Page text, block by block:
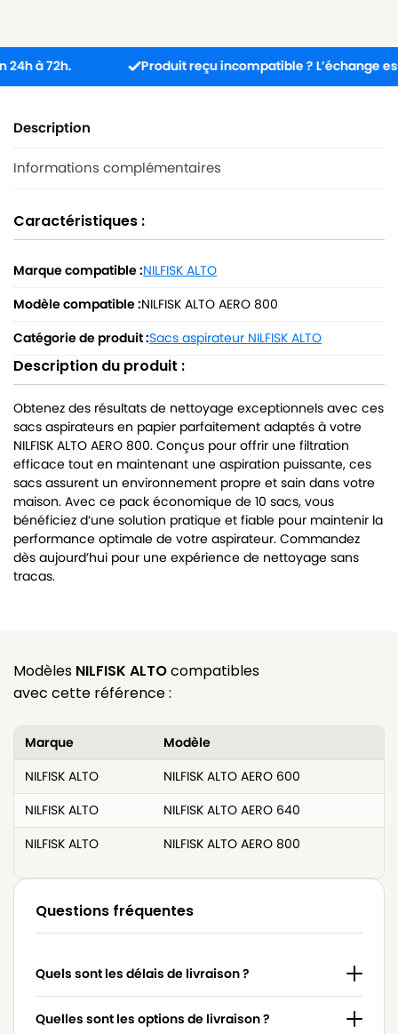
72h. Produit reçu incompatible ? L’échange est
Description
Informations complémentaires
Caractéristiques :
Marque compatible :NILFISK ALTO
Modèle compatible :NILFISK ALTO AERO 800
Catégorie de produit :Sacs aspirateur NILFISK ALTO
Description du produit :
Obtenez des résultats de nettoyage exceptionnels avec ces
sacs aspirateurs en papier parfaitement adaptés à votre
NILFISK ALTO AERO 800. Conçus pour offrir une filtration
efficace tout en maintenant une aspiration puissante, ces
sacs assurent un environnement propre et sain dans votre
maison. Avec ce pack économique de 10 sacs, vous
bénéficiez d’une solution pratique et fiable pour maintenir la
performance optimale de votre aspirateur. Commandez
dès aujourd’hui pour une expérience de nettoyage sans
tracas.
Modèles NILFISK ALTOcompatibles
avec cette référence :
Marque
Modèle
NILFISK ALTO
NILFISK ALTO AERO 600
NILFISK ALTO
NILFISK ALTO AERO 640
NILFISK ALTO
NILFISK ALTO AERO 800
Questions fréquentes
Quels sont les délais de livraison ?
Quelles sont les options de livraison ?